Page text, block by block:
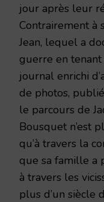
jour après leur
Contrairement à
Jean, lequel a
guerre en
journal enrichi
de photos,
le parcours de
Bousquet n’est
qu’à travers la
que sa famille a
à travers les
plus d’un siècle